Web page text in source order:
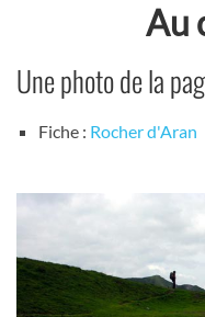
Au
Une photo de la
Fiche : Rocher d'Aran